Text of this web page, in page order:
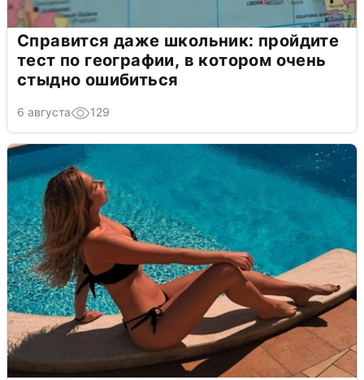
Справится даже школьник: пройдите
тест по географии, в котором очень
стыдно ошибиться
6 августа 129